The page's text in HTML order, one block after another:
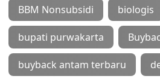
BBM Nonsubsidi biologis
bupati purwakarta
buyback antam terbaru